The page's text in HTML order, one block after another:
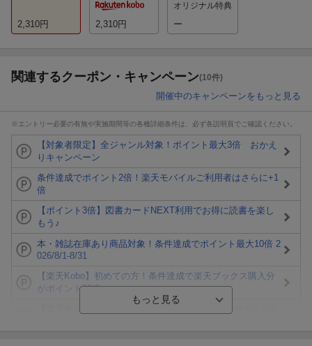
2,310円 2,310円
オリジナル特典
ー
関連するクーポン・キャンペーン(10件)
開催中のキャンペーンをもっと見る
※エントリー必要の有無や実施期間等の各種詳細条件は、必ず各説明頁でご確認ください。
【対象者限定】全ジャンル対象！ポイント最大3倍 おかえ
りキャンペーン
条件達成でポイント2倍！楽天モバイルご利用者はさらに+1
倍
【ポイント3倍】図書カードNEXT利用でお得に読書を楽し
もう♪
本・雑誌在庫あり商品対象！条件達成でポイント最大10倍 2
026/8/1-8/31
【楽天Kobo】初めての方！条件達成で楽天ブックス購入分
がポイント20倍